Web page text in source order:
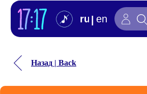
ru|en
Назад | Back